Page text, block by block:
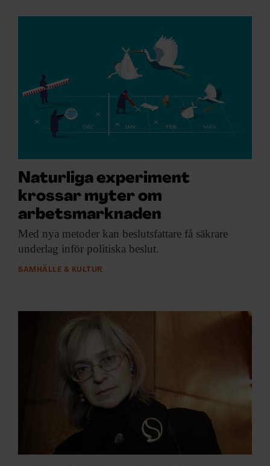
Naturliga experiment
krossar myter om
arbetsmarknaden
Med nya metoder kan beslutsfattare få säkrare
underlag inför politiska beslut.
SAMHÄLLE & KULTUR